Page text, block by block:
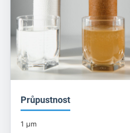
Průpustnost
1 µm